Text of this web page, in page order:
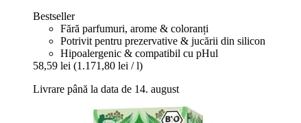
Bestseller
Fără parfumuri, arome & coloranți
Potrivit pentru prezervative & jucării din silicon
Hipoalergenic & compatibil cu pHul
58,59 lei (1.171,80 lei / l)
Livrare până la data de 14. august